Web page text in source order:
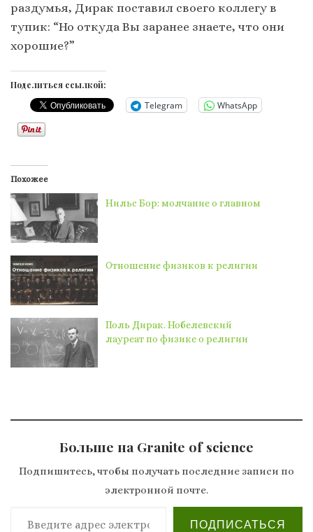
раздумья, Дирак поставил своего коллегу в
тупик: “Но откуда Вы заранее знаете, что они
хорошие?”
Поделиться ссылкой:
Telegram WhatsApp
Похожее
Нильс Бор: молчание о главном
Отношение физиков к религии
Поль Дирак. Нобелевский
лауреат по физике о религии
Больше на Granite of science
Подпишитесь, чтобы получать последние записи по
электронной почте.
Введите адрес электронной почты…
ПОДПИСАТЬСЯ